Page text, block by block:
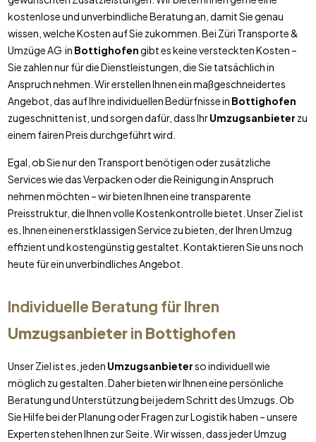
kostenlose und unverbindliche Beratung an, damit Sie genau
wissen, welche Kosten auf Sie zukommen. Bei Züri Transporte &
Umzüge AG in Bottighofengibt es keine versteckten Kosten –
Sie zahlen nur für die Dienstleistungen, die Sie tatsächlich in
Anspruch nehmen. Wir erstellen Ihnen ein maßgeschneidertes
Angebot, das auf Ihre individuellen Bedürfnisse in Bottighofen
zugeschnitten ist, und sorgen dafür, dass IhrUmzugsanbieter zu
einem fairen Preis durchgeführt wird.
Egal, ob Sie nur den Transport benötigen oder zusätzliche
Services wie das Verpacken oder die Reinigung in Anspruch
nehmen möchten – wir bieten Ihnen eine transparente
Preisstruktur, die Ihnen volle Kostenkontrolle bietet. Unser Ziel ist
es, Ihnen einen erstklassigen Service zu bieten, der Ihren Umzug
effizient und kostengünstig gestaltet. Kontaktieren Sie uns noch
heute für ein unverbindliches Angebot.
Individuelle Beratung für Ihren
Umzugsanbieterin Bottighofen
Unser Ziel ist es, jeden Umzugsanbieterso individuell wie
möglich zu gestalten. Daher bieten wir Ihnen eine persönliche
Beratung und Unterstützung bei jedem Schritt des Umzugs. Ob
Sie Hilfe bei der Planung oder Fragen zur Logistik haben – unsere
Experten stehen Ihnen zur Seite. Wir wissen, dass jeder Umzug